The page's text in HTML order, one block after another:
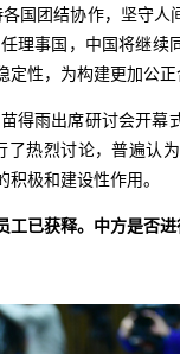
国团结协作，坚守
理事国，中国将继
性，为构建更加公正
得雨出席研讨会开幕
热烈讨论，普遍认
极和建设性作用。
工已获释。中方是否